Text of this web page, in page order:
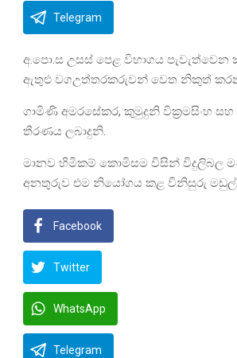
Telegram
අ.පො.ස උසස් පෙළ විභාගය
ඇතුළු වගඋත්තරකරුවන් වෙත නිකුත් කරන
ගාමිණි අමරසේකර, කුමුදුනි වික්‍රමසිංහ
තීරණය ලබාදුනි.
මානව හිමිකම් කොමිසම විසින් විදුලිබල
අනතුරුව එම නියෝගය කළ විනිසුරු මඩුල්ල
Facebook
Twitter
WhatsApp
Telegram